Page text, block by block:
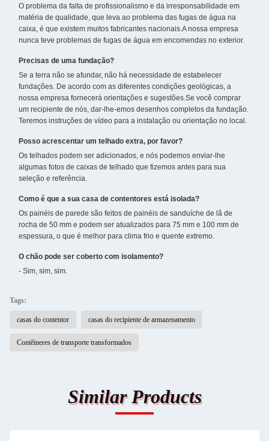
O problema da falta de profissionalismo e da irresponsabilidade em
matéria de qualidade, que leva ao problema das fugas de água na
caixa, é que existem muitos fabricantes nacionais.A nossa empresa
nunca teve problemas de fugas de água em encomendas no exterior.
Precisas de uma fundação?
Se a terra não se afundar, não há necessidade de estabelecer
fundações. De acordo com as diferentes condições geológicas, a
nossa empresa fornecerá orientações e sugestões.Se você comprar
um recipiente de nós, dar-lhe-emos desenhos completos da fundação.
Teremos instruções de vídeo para a instalação ou orientação no local.
Posso acrescentar um telhado extra, por favor?
Os telhados podem ser adicionados, e nós podemos enviar-lhe
algumas fotos de caixas de telhado que fizemos antes para sua
seleção e referência.
Como é que a sua casa de contentores está isolada?
Os painéis de parede são feitos de painéis de sanduíche de lã de
rocha de 50 mm e podem ser atualizados para 75 mm e 100 mm de
espessura, o que é melhor para clima frio e quente extremo.
O chão pode ser coberto com isolamento?
- Sim, sim, sim.
Tags:
casas do contentor casas do recipiente de armazenamento
Contêineres de transporte transformados
Similar Products